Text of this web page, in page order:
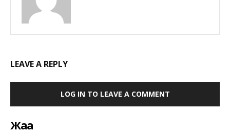
LEAVE A REPLY
LOG IN TO LEAVE A COMMENT
Жаңа